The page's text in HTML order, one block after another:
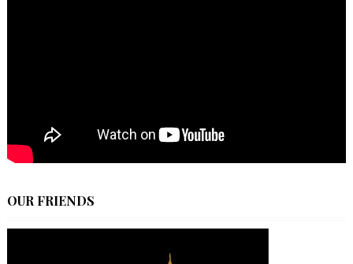
OUR FRIENDS